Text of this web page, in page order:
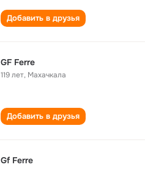
Добавить в друзья
GF Ferre
119 лет, Махачкала
Добавить в друзья
Gf Ferre